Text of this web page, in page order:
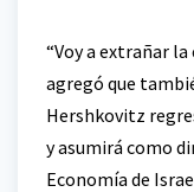
“Voy a extrañar la
agregó que
Hershkovitz
y asumirá como
Economía de